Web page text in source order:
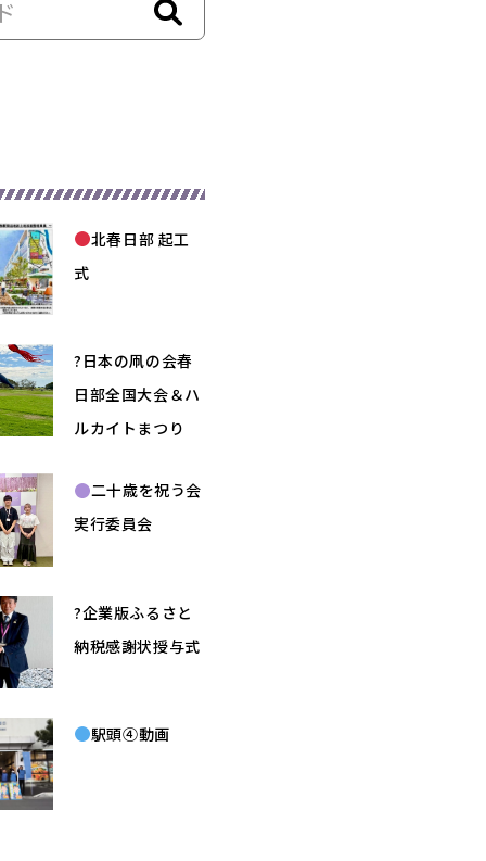
北春日部 起工
式
?日本の凧の会春
日部全国大会＆ハ
ルカイトまつり
二十歳を祝う会
実行委員会
?企業版ふるさと
納税感謝状授与式
駅頭④動画